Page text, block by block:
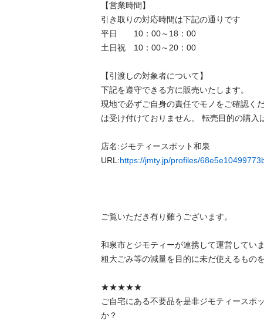
【営業時間】
引き取りの対応時間は下記の通りです
平日　　10：00～18：00
土日祝　10：00～20：00
【引渡しの対象者について】
下記を遵守できる⽅に販売いたします。
現地で必ずご⾃⾝の責任でモノをご確認く
は受け付けておりません。 転売⽬的の購⼊
店名:ジモティースポット和泉
URL:https://jmty.jp/profiles/
ご覧いただき有り難うございます。
和泉市とジモティーが連携して運営していま
粗⼤ごみ等の減量を⽬的に未だ使えるもの
★★★★★
ご自宅にある不要品を是非ジモティースポ
か？